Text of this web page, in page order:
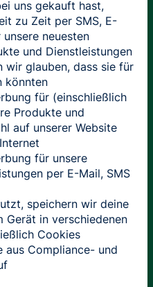
uns gekauft hast,
zu Zeit per SMS, E-
neuesten
und Dienstleistungen
wir glauben, dass sie für
könnten
für (einschließlich
Produkte und
auf unserer Website
für unsere
per E-Mail, SMS
speichern wir deine
Gerät in verschiedenen
Cookies
aus Compliance- und